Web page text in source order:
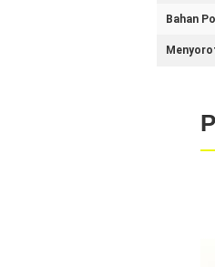
Bahan